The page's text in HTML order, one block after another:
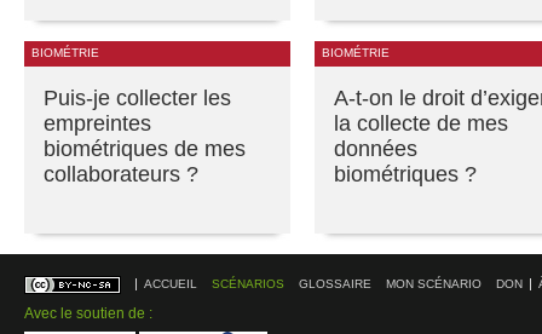
BIOMÉTRIE
Puis-je collecter les
empreintes
biométriques de mes
collaborateurs ?
BIOMÉTRIE
A-t-on le droit
la collecte de mes
données
biométriques ?
ACCUEIL SCÉNARIOS GLOSSAIRE MON SCÉNARIO DON
Avec le soutien de :